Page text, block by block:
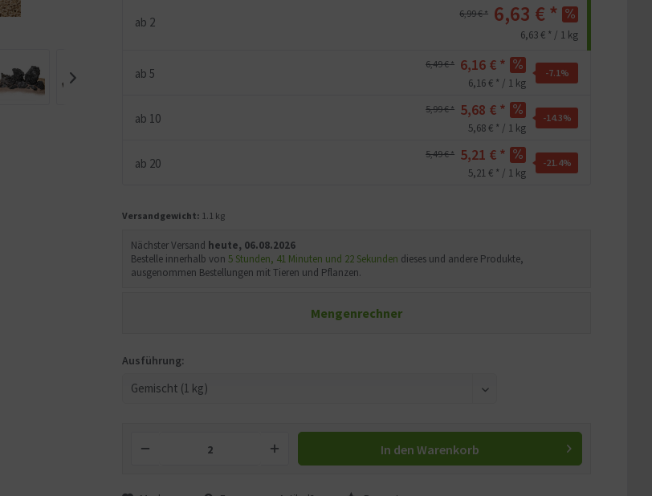
ab 2
6,99 € * 6,63 € *
6,63 € * / 1 kg
ab 5
6,49 € * 6,16 € *
6,16 € * / 1 kg
-7.1 %
ab 10
5,99 € * 5,68 € *
5,68 € * / 1 kg
-14.3%
ab 20
5,49 € * 5,21 € *
5,21 € * / 1 kg
-21.4%
Versandgewicht: 1.1 kg
Nächster Versand heute, 06.08.2026
Bestelle innerhalb von5 Stunden, 41 Minuten und 20 Sekunden dieses und andere Produkte,
ausgenommen Bestellungen mit Tieren und Pflanzen.
Mengenrechner
Ausführung:
In den Warenkorb